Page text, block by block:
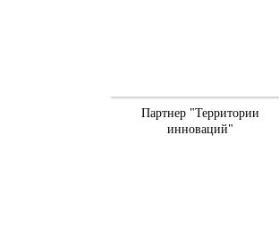
Партнер "Территории
инноваций"